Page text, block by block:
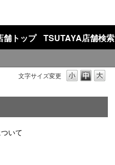
舗トップ TSUTAYA店舗検索
文字サイズ変更
いて